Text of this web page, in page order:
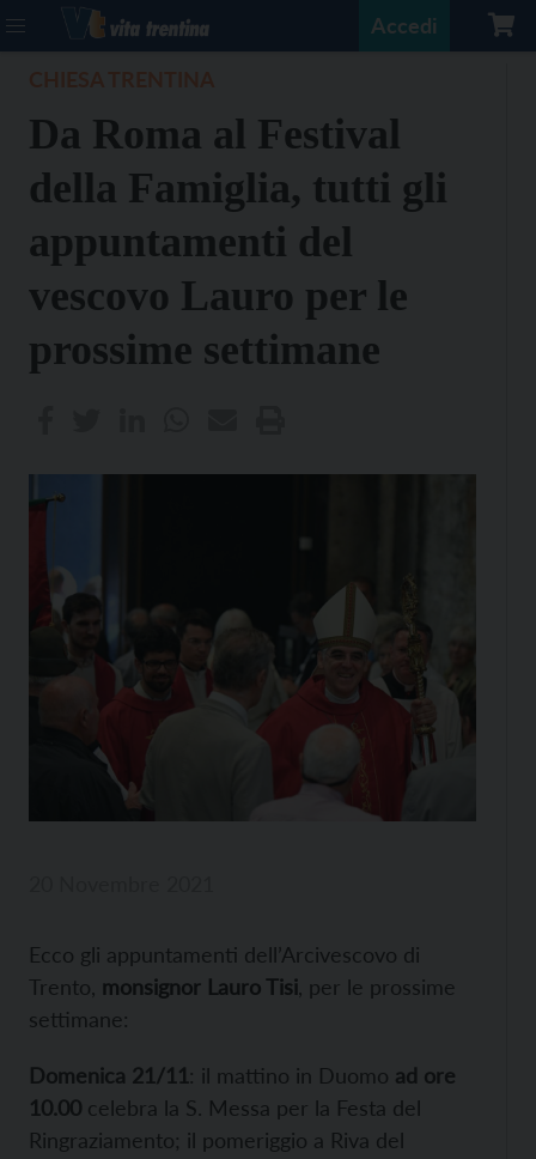
Accedi
Da Roma al Festival
della Famiglia, tutti gli
appuntamenti del
vescovo Lauro per le
prossime settimane
Ecco gli appuntamenti dell’Arcivescovo di
Trento, monsignor Lauro Tisi , per le prossime
settimane:
Domenica 21/11: il mattino in Duomo ad ore
10.00 celebra la S. Messa per la Festa del
Ringraziamento; il pomeriggio a Riva del